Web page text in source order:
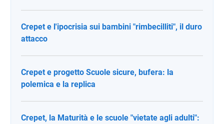
Crepet e l'ipocrisia sui bambini "rimbecilliti", il duro
attacco
Crepet e progetto Scuole sicure, bufera: la
polemica e la replica
Crepet, la Maturità e le scuole "vietate agli adulti":